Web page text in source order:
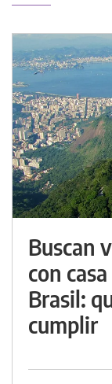
Buscan
con
Brasil:
cumplir